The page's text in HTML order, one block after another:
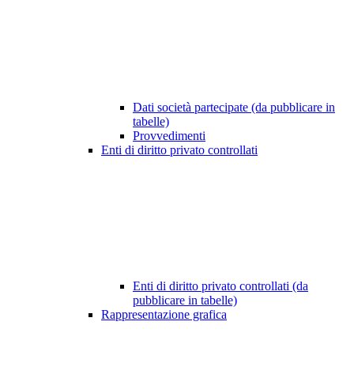
Dati società partecipate (da pubblicare in
tabelle)
Provvedimenti
Enti di diritto privato controllati
Enti di diritto privato controllati (da
pubblicare in tabelle)
Rappresentazione grafica